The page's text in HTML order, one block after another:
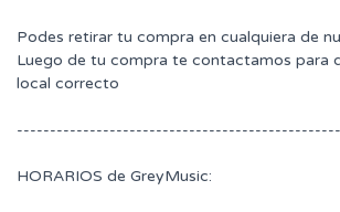
Podes retirar tu compra en cualquiera de
Luego de tu compra te contactamos para
local correcto
HORARIOS de GreyMusic: